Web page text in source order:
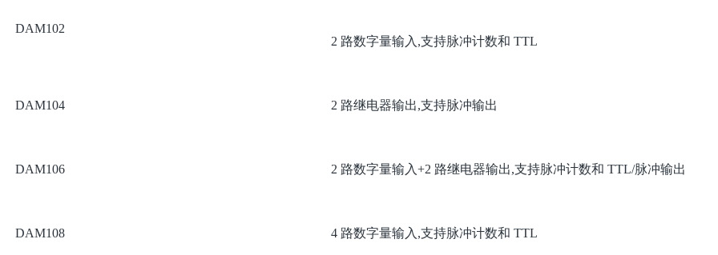
DAM102
2 路数字量输入,支持脉冲计数和 TTL
DAM104 2 路继电器输出,支持脉冲输出
DAM106 2 路数字量输入+2 路继电器输出,支持脉冲计数和 TTL/脉冲输出
DAM108 4 路数字量输入,支持脉冲计数和 TTL